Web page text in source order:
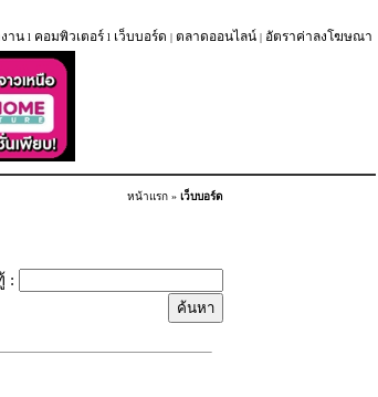
าน l คอมพิวเตอร์ l เว็บบอร์ด | ตลาดออนไลน์ | อัตราค่าลงโฆษณา
หน้าแรก » เว็บบอร์ด
: